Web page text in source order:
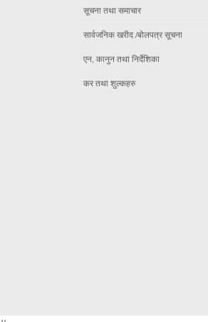
सूचना तथा समाचार
सार्वजनिक खरीद /बोलपत्र सूचना
एन, कानुन तथा निर्देशिका
कर तथा शुल्कहरु